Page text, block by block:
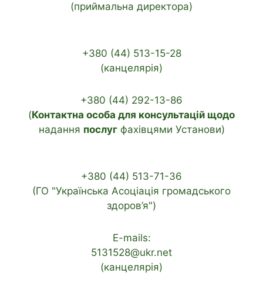
(приймальна директора)
+380 (44) 513-15-28
(канцелярія)
+380 (44) 292-13-86
(Контактна особа для консультацій щодо
надання послугфахівцями Установи)
+380 (44) 513-71-36
(ГО "Українська Асоціація громадського
здоров’я")
E-mails:
5131528@ukr.net
(канцелярія)